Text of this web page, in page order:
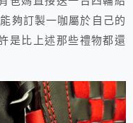
夠訂製一咖屬於自己的
是比上述那些禮物都還